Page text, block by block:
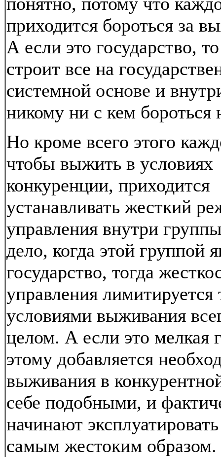
приходится бороться за
А если это государство,
строит все на
системной основе и
никому ни с кем бороться
Но кроме всего этого
чтобы выжить в условиях
конкуренции, приходится
устанавливать жесткий
управления внутри
дело, когда этой группой
государство, тогда
управления лимитируется
условиями выживания
целом. А если это мелкая
этому добавляется
выживания в
себе подобными, и
начинают
самым жестоким образом.